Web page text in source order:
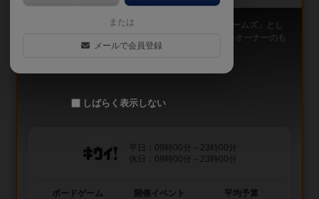
「キウイ！」は、2011年9月大阪日本橋で「キウイゲームズ」とし
てスタートしたボードゲームカフェです。 今は新しいオーナーのも
平日：09時00分～23時00分
休日：09時00分～23時00分
ボードゲーム
開催イベント
平均予算
または
メールで会員登録
しばらく表示しない